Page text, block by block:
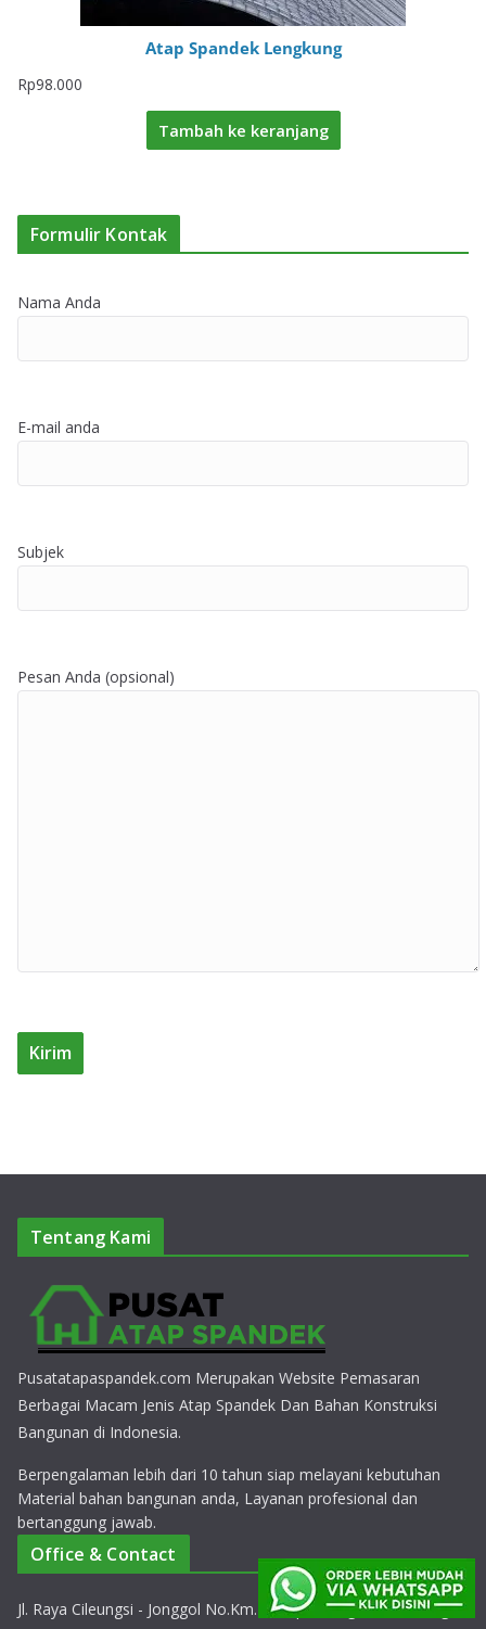
Atap Spandek Lengkung
Rp98.000
Tambah ke keranjang
Formulir Kontak
Nama Anda
E-mail anda
Subjek
Pesan Anda (opsional)
Tentang Kami
Pusatatapaspandek.com Merupakan Website Pemasaran
Berbagai Macam Jenis Atap Spandek Dan Bahan Konstruksi
Bangunan di Indonesia.
Berpengalaman lebih dari 10 tahun siap melayani kebutuhan
Material bahan bangunan anda, Layanan profesional dan
bertanggung jawab.
Office & Contact
Jl. Raya Cileungsi - Jonggol No.Km.10, Cipeucang, Kec. Cileungsi,